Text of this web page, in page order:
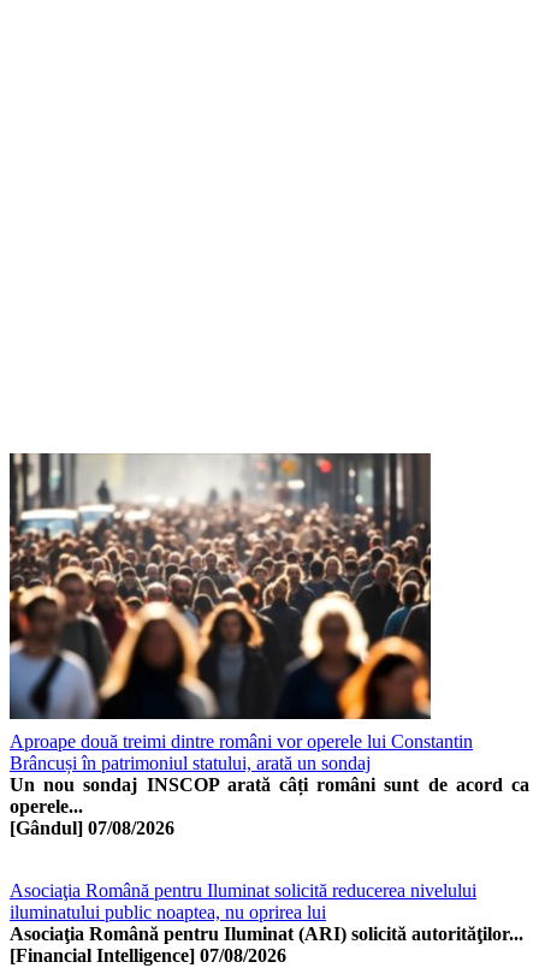
Aproape două treimi dintre români vor operele lui Constantin
Brâncuși în patrimoniul statului, arată un sondaj
Un nou sondaj INSCOP arată câți români sunt de acord ca
operele...
[Gândul] 07/08/2026
Asociaţia Română pentru Iluminat solicită reducerea nivelului
iluminatului public noaptea, nu oprirea lui
Asociaţia Română pentru Iluminat (ARI) solicită autorităţilor...
[Financial Intelligence] 07/08/2026